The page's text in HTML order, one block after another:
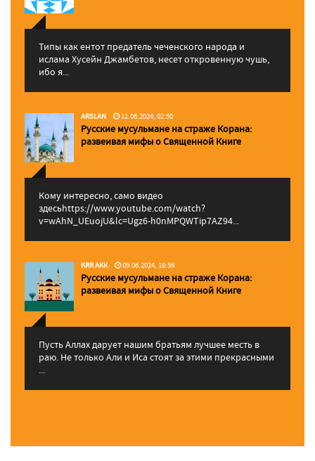
Типы как ентот предатель чеченского народа и
ислама Хусейн Джамбетов, несет откровенную чушь,
ибо я...
ARSLAN 11.06.2024, 02:50
Русские мусульмане на страже Корана:
pазвеивая мифы о Священной Книге
Кому интересно, само видео
здесьhttps://www.youtube.com/watch?
v=wAhN_UEuojU&lc=Ugz6-h0nMPQWTip7AZ94...
KRR AKK 09.06.2024, 18:56
Русские мусульмане на страже Корана:
pазвеивая мифы о Священной Книге
Пусть Аллах дарует нашим братьям лучшее месть в
раю. Не только Али и Иса стоят за этими прекрасными
...